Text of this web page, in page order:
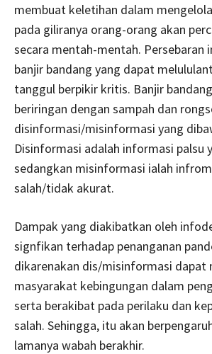
membuat keletihan dalam
pada giliranya orang-orang akan
secara mentah-mentah. Persebaran
banjir bandang yang dapat
tanggul berpikir kritis. Banjir
beriringan dengan sampah dan
disinformasi/misinformasi yang
Disinformasi adalah informasi palsu
sedangkan misinformasi ialah
salah/tidak akurat.
Dampak yang diakibatkan oleh
signfikan terhadap penanganan
dikarenakan dis/misinformasi dapat
masyarakat kebingungan dalam
serta berakibat pada perilaku dan
salah. Sehingga, itu akan
lamanya wabah berakhir.